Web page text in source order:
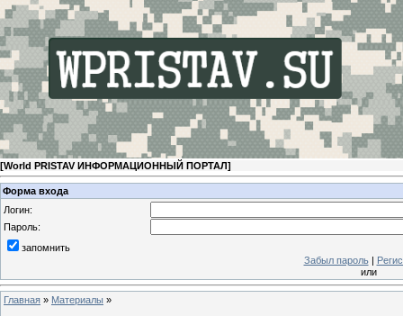
[World PRISTAV ИНФОРМАЦИОННЫЙ ПОРТАЛ]
Форма входа
Логин:
Пароль:
запомнить
Забыл пароль|
или
Главная » Материалы »